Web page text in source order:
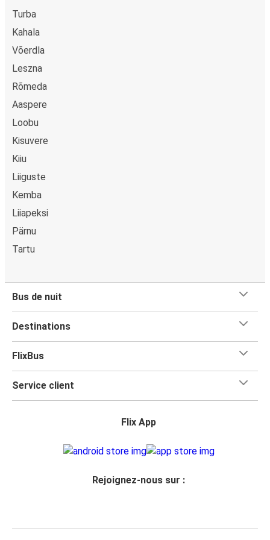
Turba
Kahala
Võerdla
Leszna
Rõmeda
Aaspere
Loobu
Kisuvere
Kiiu
Liiguste
Kemba
Liiapeksi
Pärnu
Tartu
Bus de nuit
Destinations
FlixBus
Service client
Flix App
Rejoignez-nous sur :